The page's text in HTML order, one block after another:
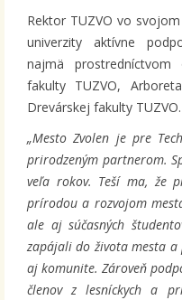
Rektor TUZVO vo
univerzity aktívne
najmä prostredníctvom
fakulty TUZVO,
Drevárskej fakulty TUZVO.
„Mesto Zvolen je pre
prirodzeným partnerom.
veľa rokov. Teší ma, že
prírodou a rozvojom
ale aj súčasných
zapájali do života mesta
aj komunite. Zároveň
členov z lesníckych a